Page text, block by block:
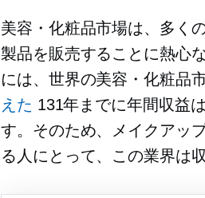
美容・化粧品市場は、多く
製品を販売することに熱心
には、世界の美容・化粧品
えた 131年までに年間収益
す。そのため、メイクアッ
る人にとって、この業界は